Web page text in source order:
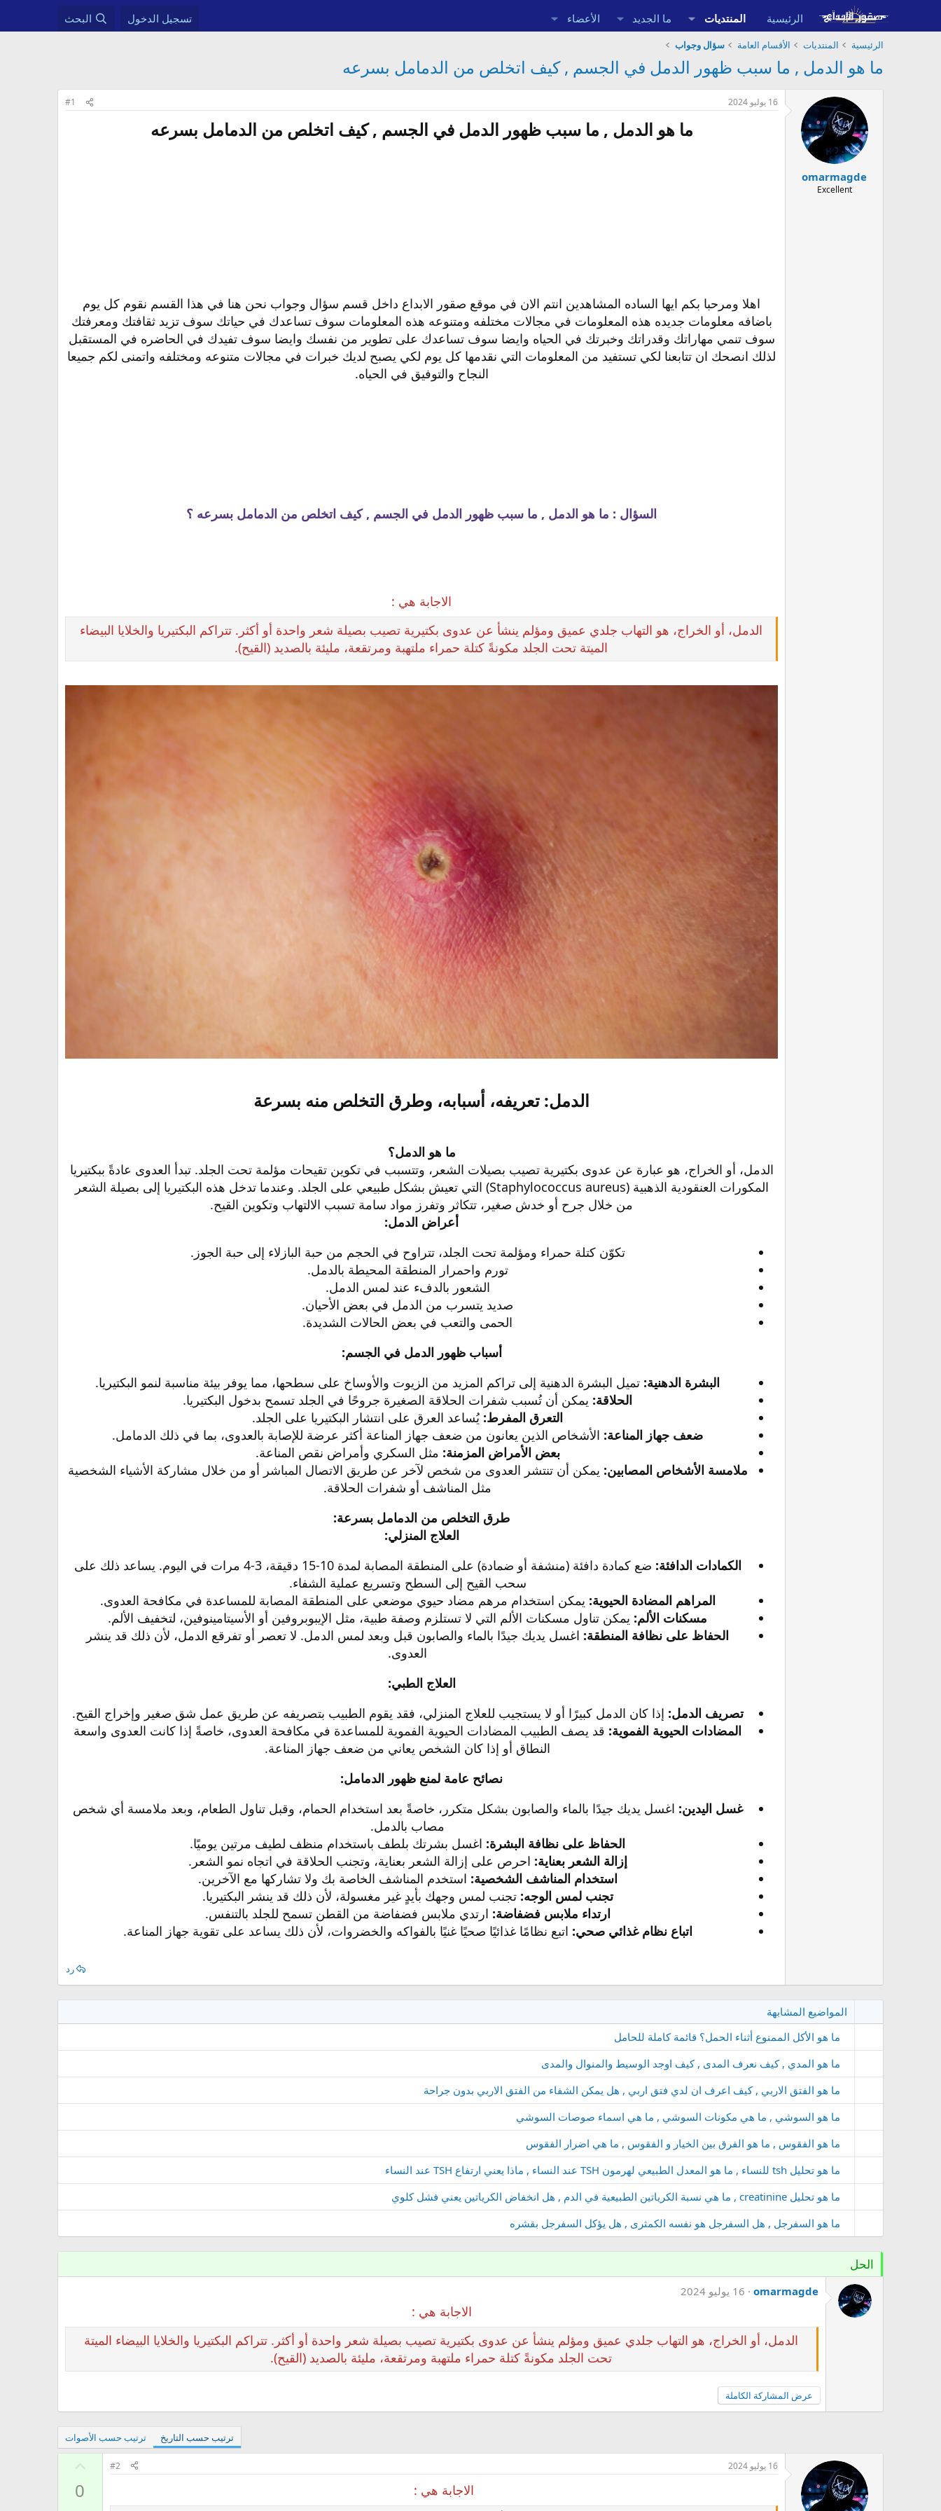
الرئيسية المنتديات ما الجديد الأعضاء تسجيل الدخول البحث
الرئيسية المنتديات الأقسام العامة سؤال وجواب
ما هو الدمل , ما سبب ظهور الدمل في الجسم , كيف اتخلص من الدمامل بسرعه
omarmagde
Excellent
16 يوليو 2024 #1
ما هو الدمل , ما سبب ظهور الدمل في الجسم , كيف اتخلص من الدمامل بسرعه​
اهلا ومرحبا بكم ايها الساده المشاهدين انتم الان في موقع صقور الابداع داخل قسم سؤال وجواب نحن هنا في هذا القسم نقوم كل يوم
باضافه معلومات جديده هذه المعلومات في مجالات مختلفه ومتنوعه هذه المعلومات سوف تساعدك في حياتك سوف تزيد ثقافتك ومعرفتك
سوف تنمي مهاراتك وقدراتك وخبرتك في الحياه وايضا سوف تساعدك على تطوير من نفسك وايضا سوف تفيدك في الحاضره في المستقبل
لذلك انصحك ان تتابعنا لكي تستفيد من المعلومات التي نقدمها كل يوم لكي يصبح لديك خبرات في مجالات متنوعه ومختلفه واتمنى لكم جميعا
النجاح والتوفيق في الحياه.
السؤال : ما هو الدمل , ما سبب ظهور الدمل في الجسم , كيف اتخلص من الدمامل بسرعه ؟
الاجابة هي :
الدمل، أو الخراج، هو التهاب جلدي عميق ومؤلم ينشأ عن عدوى بكتيرية تصيب بصيلة شعر واحدة أو أكثر. تتراكم البكتيريا والخلايا البيضاء
الميتة تحت الجلد مكونةً كتلة حمراء ملتهبة ومرتقعة، مليئة بالصديد (القيح).
الدمل: تعريفه، أسبابه، وطرق التخلص منه بسرعة​
ما هو الدمل؟
الدمل، أو الخراج، هو عبارة عن عدوى بكتيرية تصيب بصيلات الشعر، وتتسبب في تكوين تقيحات مؤلمة تحت الجلد. تبدأ العدوى عادةً ببكتيريا
المكورات العنقودية الذهبية (Staphylococcus aureus) التي تعيش بشكل طبيعي على الجلد. وعندما تدخل هذه البكتيريا إلى بصيلة الشعر
من خلال جرح أو خدش صغير، تتكاثر وتفرز مواد سامة تسبب الالتهاب وتكوين القيح.
أعراض الدمل:
تكوّن كتلة حمراء ومؤلمة تحت الجلد، تتراوح في الحجم من حبة البازلاء إلى حبة الجوز.​
تورم واحمرار المنطقة المحيطة بالدمل.​
الشعور بالدفء عند لمس الدمل.​
صديد يتسرب من الدمل في بعض الأحيان.​
الحمى والتعب في بعض الحالات الشديدة.​
أسباب ظهور الدمل في الجسم:
البشرة الدهنية: تميل البشرة الدهنية إلى تراكم المزيد من الزيوت والأوساخ على سطحها، مما يوفر بيئة مناسبة لنمو البكتيريا.​
الحلاقة: يمكن أن تُسبب شفرات الحلاقة الصغيرة جروحًا في الجلد تسمح بدخول البكتيريا.​
التعرق المفرط: يُساعد العرق على انتشار البكتيريا على الجلد.​
ضعف جهاز المناعة: الأشخاص الذين يعانون من ضعف جهاز المناعة أكثر عرضة للإصابة بالعدوى، بما في ذلك الدمامل.​
بعض الأمراض المزمنة: مثل السكري وأمراض نقص المناعة.​
ملامسة الأشخاص المصابين: يمكن أن تنتشر العدوى من شخص لآخر عن طريق الاتصال المباشر أو من خلال مشاركة الأشياء الشخصية
مثل المناشف أو شفرات الحلاقة.​
طرق التخلص من الدمامل بسرعة:
العلاج المنزلي:
الكمادات الدافئة:
ضع كمادة دافئة (منشفة أو ضمادة) على المنطقة المصابة لمدة 10-15 دقيقة، 3-4 مرات في اليوم. يساعد ذلك على
سحب القيح إلى السطح وتسريع عملية الشفاء.​
المراهم المضادة الحيوية: يمكن استخدام مرهم مضاد حيوي موضعي على المنطقة المصابة للمساعدة في مكافحة العدوى.​
مسكنات الألم: يمكن تناول مسكنات الألم التي لا تستلزم وصفة طبية، مثل الإيبوبروفين أو الأسيتامينوفين، لتخفيف الألم.​
الحفاظ على نظافة المنطقة: اغسل يديك جيدًا بالماء والصابون قبل وبعد لمس الدمل. لا تعصر أو تفرقع الدمل، لأن ذلك قد ينشر
العدوى.​
العلاج الطبي:
تصريف الدمل: إذا كان الدمل كبيرًا أو لا يستجيب للعلاج المنزلي، فقد يقوم الطبيب بتصريفه عن طريق عمل شق صغير وإخراج القيح.​
المضادات الحيوية الفموية: قد يصف الطبيب المضادات الحيوية الفموية للمساعدة في مكافحة العدوى، خاصةً إذا كانت العدوى واسعة
النطاق أو إذا كان الشخص يعاني من ضعف جهاز المناعة.​
نصائح عامة لمنع ظهور الدمامل:
غسل اليدين: اغسل يديك جيدًا بالماء والصابون بشكل متكرر، خاصةً بعد استخدام الحمام، وقبل تناول الطعام، وبعد ملامسة أي شخص
مصاب بالدمل.
الحفاظ على نظافة البشرة: اغسل بشرتك بلطف باستخدام منظف لطيف مرتين يوميًا.
إزالة الشعر بعناية: احرص على إزالة الشعر بعناية، وتجنب الحلاقة في اتجاه نمو الشعر.
استخدام المناشف الشخصية: استخدم المناشف الخاصة بك ولا تشاركها مع الآخرين.
تجنب لمس الوجه: تجنب لمس وجهك بأيدٍ غير مغسولة، لأن ذلك قد ينشر البكتيريا.
ارتداء ملابس فضفاضة: ارتدي ملابس فضفاضة من القطن تسمح للجلد بالتنفس.
اتباع نظام غذائي صحي: اتبع نظامًا غذائيًا صحيًا غنيًا بالفواكه والخضروات، لأن ذلك يساعد على تقوية جهاز المناعة.
رد
المواضيع المشابهة
ما هو الأكل الممنوع أثناء الحمل؟ قائمة كاملة للحامل
ما هو المدي , كيف نعرف المدى , كيف اوجد الوسيط والمنوال والمدى
ما هو الفتق الاربي , كيف اعرف ان لدي فتق اربي , هل يمكن الشفاء من الفتق الاربي بدون جراحة
ما هو السوشي , ما هي مكونات السوشي , ما هي اسماء صوصات السوشي
ما هو الفقوس , ما هو الفرق بين الخيار و الفقوس , ما هي اضرار الفقوس
ما هو تحليل tsh للنساء , ما هو المعدل الطبيعي لهرمون TSH عند النساء , ماذا يعني ارتفاع TSH عند النساء
ما هو تحليل creatinine , ما هي نسبة الكرياتين الطبيعية في الدم , هل انخفاض الكرياتين يعني فشل كلوي
ما هو السفرجل , هل السفرجل هو نفسه الكمثرى , هل يؤكل السفرجل بقشره
الحل
omarmagde 16 يوليو 2024
الاجابة هي :
الدمل، أو الخراج، هو التهاب جلدي عميق ومؤلم ينشأ عن عدوى بكتيرية تصيب بصيلة شعر واحدة أو أكثر. تتراكم البكتيريا والخلايا البيضاء الميتة
تحت الجلد مكونةً كتلة حمراء ملتهبة ومرتقعة، مليئة بالصديد (القيح).
عرض المشاركة الكاملة
ترتيب حسب التاريخ ترتيب حسب الأصوات
16 يوليو 2024 #2
الاجابة هي :
0